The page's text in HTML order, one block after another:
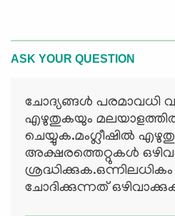
ASK YOUR QUESTION
ചോദ്യങ്ങള്‍ പരമാവധി
എഴുതുകയും
ചെയ്യുക.മംഗ്ലീഷില്‍
അക്ഷരത്തെറ്റുകള്‍
ചോദിക്കുന്നത്